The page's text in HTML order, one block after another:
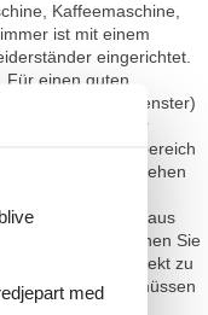
Kaffeemaschine,
ist mit einem
eingerichtet.
Für einen guten
Tageslicht / Fenster)
noch ein kleiner
Eingangsbereich
stehen
kostenpflichtig
hinter dem Haus
mitbringen, können Sie
auch gerne direkt zu
Erdgeschosses müssen
erhöhten
med